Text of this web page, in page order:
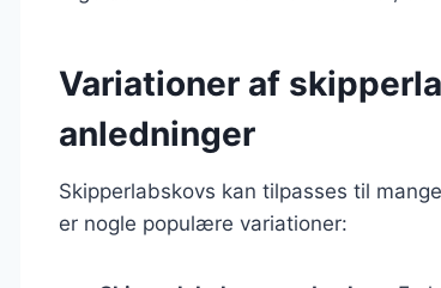
Variationer af
anledninger
Skipperlabskovs kan tilpasses til
er nogle populære variationer: